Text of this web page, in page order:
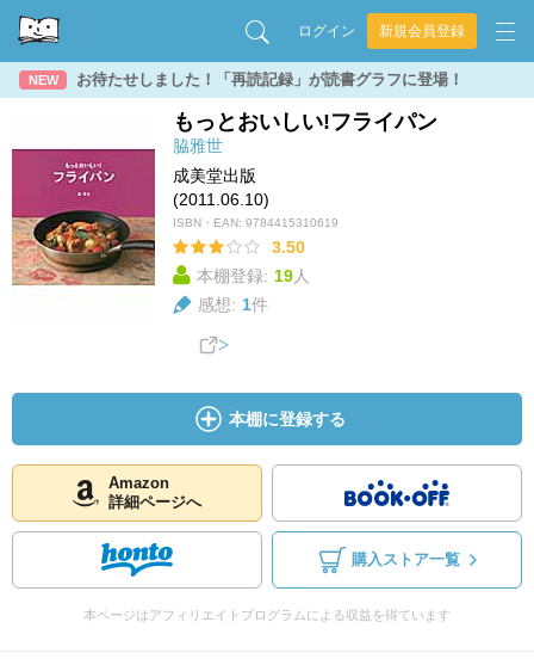
ログイン 新規会員登録
NEW お待たせしました！「再読記録」が読書グラフに登場！
もっとおいしい!フライパン
脇雅世
成美堂出版
(2011.06.10)
ISBN・EAN: 9784415310619
3.50
本棚登録: 19人
感想: 1件
本棚に登録する
Amazon
詳細ページへ
購入ストア一覧
本ページはアフィリエイトプログラムによる収益を得ています